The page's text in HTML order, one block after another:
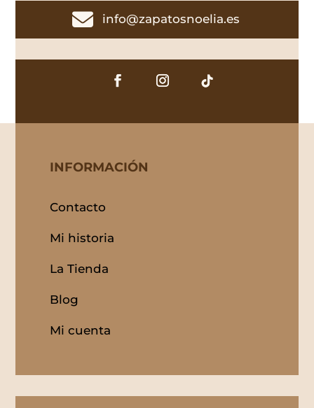
 info@zapatosnoelia.es
INFORMACIÓN
Contacto
Mi historia
La Tienda
Blog
Mi cuenta